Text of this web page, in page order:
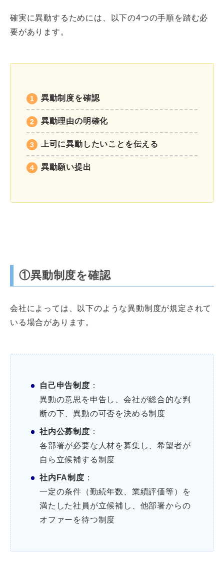
確実に異動するためには、以下の4つの手順を踏む必
要があります。
異動制度を確認
異動理由の明確化
上司に異動したいことを伝える
異動願い提出
①異動制度を確認
会社によっては、以下のような異動制度が規定されて
いる場合があります。
自己申告制度 ：
異動の意思を申告し、会社が総合的な判
断の下、異動の可否を決める制度
社内公募制度 ：
各部署が必要な人材を募集し、希望者が
自ら立候補する制度
社内FA制度 ：
一定の条件（勤続年数、業績評価等）を
満たした社員が立候補し、他部署からの
オファーを待つ制度